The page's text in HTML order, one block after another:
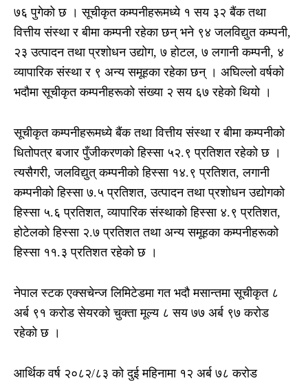
७६ पुगेको छ । सूचीकृत कम्पनीहरूमध्ये १ सय ३२ बैंक तथा
वित्तीय संस्था र बीमा कम्पनी रहेका छन् भने ९४ जलविद्युत कम्पनी,
२३ उत्पादन तथा प्रशोधन उद्योग, ७ होटल, ७ लगानी कम्पनी, ४
व्यापारिक संस्था र ९ अन्य समूहका रहेका छन् । अघिल्लो वर्षको
भदौमा सूचीकृत कम्पनीहरूको संख्या २ सय ६७ रहेको थियो ।
सूचीकृत कम्पनीहरूमध्ये बैंक तथा वित्तीय संस्था र बीमा कम्पनीको
धितोपत्र बजार पुँजीकरणको हिस्सा ५२.९ प्रतिशत रहेको छ ।
त्यसैगरी, जलविद्युत् कम्पनीको हिस्सा १४.९ प्रतिशत, लगानी
कम्पनीको हिस्सा ७.५ प्रतिशत, उत्पादन तथा प्रशोधन उद्योगको
हिस्सा ५.६ प्रतिशत, व्यापारिक संस्थाको हिस्सा ४.९ प्रतिशत,
होटेलको हिस्सा २.७ प्रतिशत तथा अन्य समूहका कम्पनीहरूको
हिस्सा ११.३ प्रतिशत रहेको छ ।
नेपाल स्टक एक्सचेन्ज लिमिटेडमा गत भदौ मसान्तमा सूचीकृत ८
अर्ब ९१ करोड सेयरको चुक्ता मूल्य ८ सय ७७ अर्ब ९७ करोड
रहेको छ ।
आर्थिक वर्ष २०८२/८३ को दुई महिनामा १२ अर्ब ७८ करोड